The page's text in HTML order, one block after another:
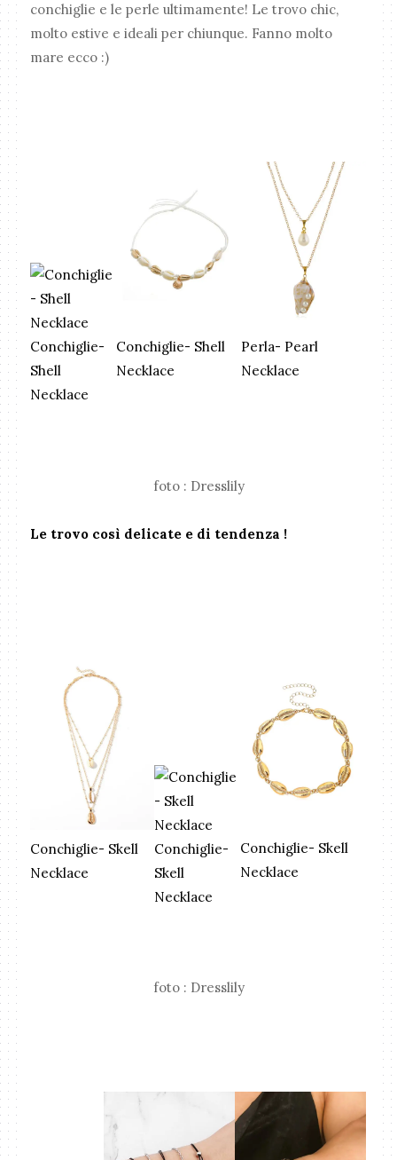
conchiglie e le perle ultimamente! Le trovo chic,
molto estive e ideali per chiunque. Fanno molto
mare ecco :)
Conchiglie-
Shell
Necklace
Conchiglie- Shell
Necklace
Perla- Pearl
Necklace
foto : Dresslily
Le trovo così delicate e di tendenza !
Conchiglie- Skell
Necklace
Conchiglie-
Skell
Necklace
Conchiglie- Skell
Necklace
foto : Dresslily